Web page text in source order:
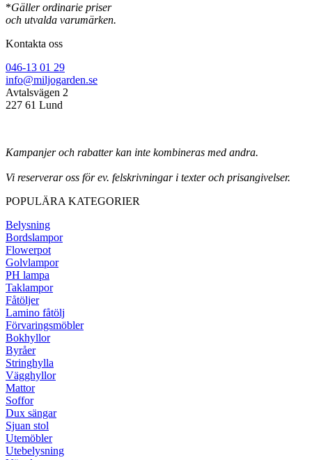
*Gäller ordinarie priser
och utvalda varumärken.
Kontakta oss
046-13 01 29
info@miljogarden.se
Avtalsvägen 2
227 61 Lund
Kampanjer och rabatter kan inte kombineras med andra.
Vi reserverar oss för ev. felskrivningar i texter och prisangivelser.
POPULÄRA KATEGORIER
Belysning
Bordslampor
Flowerpot
Golvlampor
PH lampa
Taklampor
Fåtöljer
Lamino fåtölj
Förvaringsmöbler
Bokhyllor
Byråer
Stringhylla
Vägghyllor
Mattor
Soffor
Dux sängar
Sjuan stol
Utemöbler
Utebelysning